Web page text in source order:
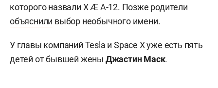
которого назвали X Æ A-12. Позже родители
объяснили выбор необычного имени.
У главы компаний Tesla и Space X уже есть пять
детей от бывшей жены Джастин Маск.